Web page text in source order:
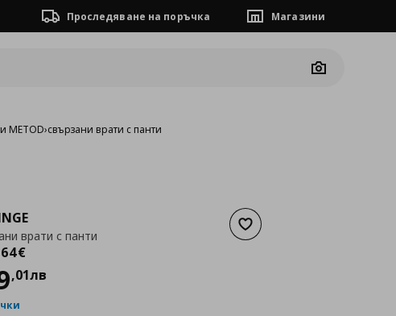
Проследяване на поръчка Магазини
Camera
METOD›свързани врати с панти
Добави към списъка с
врати с панти
64€
,01лв